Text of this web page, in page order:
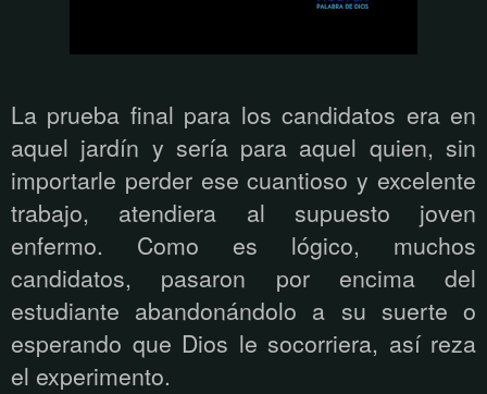
La prueba final para los candidatos era en
aquel jardín y sería para aquel quien, sin
importarle perder ese cuantioso y excelente
trabajo, atendiera al supuesto joven
enfermo. Como es lógico, muchos
candidatos, pasaron por encima del
estudiante abandonándolo a su suerte o
esperando que Dios le socorriera, así reza
el experimento.